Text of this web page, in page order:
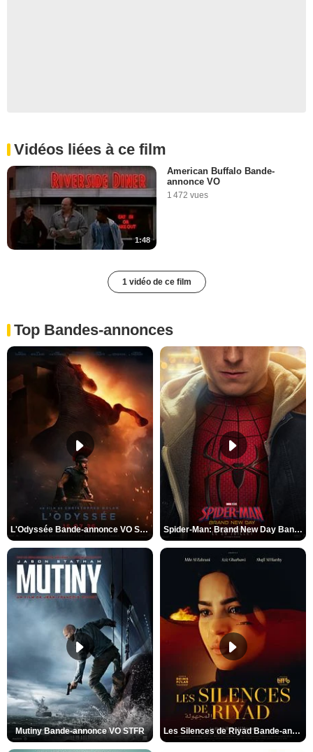
Vidéos liées à ce film
1:48
American Buffalo Bande-
annonce VO
1 472 vues
1 vidéo de ce film
Top Bandes-annonces
L'Odyssée Bande-annonce VO STFR Spider-Man: Brand New Day Bande-annonce VO STFR
Mutiny Bande-annonce VO STFR Les Silences de Riyad Bande-annonce VO STFR